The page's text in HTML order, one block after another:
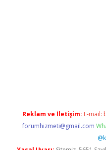
Reklam ve İletişim: E-mail:
forumhizmeti@gmail.com